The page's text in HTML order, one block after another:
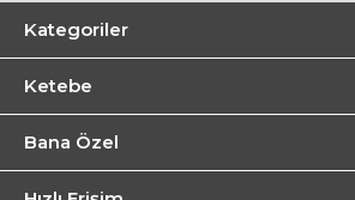
Kategoriler
Ketebe
Bana Özel